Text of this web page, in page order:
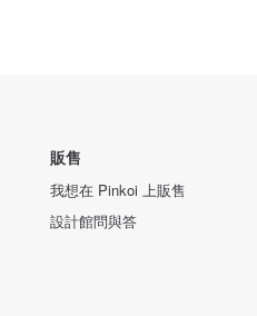
販售
我想在 Pinkoi 上販售
設計館問與答